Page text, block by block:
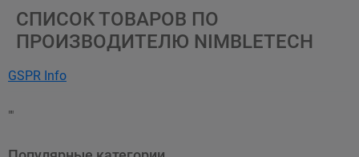
СПИСОК ТОВАРОВ ПО
ПРОИЗВОДИТЕЛЮ NIMBLETECH
GSPR Info
""